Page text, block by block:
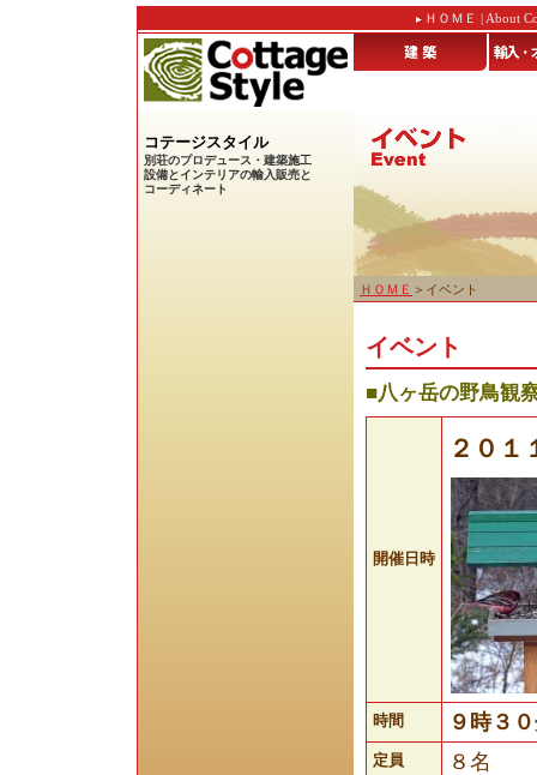
ＨＯＭＥ | About
ＨＯＭＥ ＞イベント
イベント
■八ヶ岳の野鳥観
開催日時
２０１
時間 ９時３
定員 ８名
コテージスタイル
別荘のプロデュース・建築施工
設備とインテリアの輸入販売と
コーディネート